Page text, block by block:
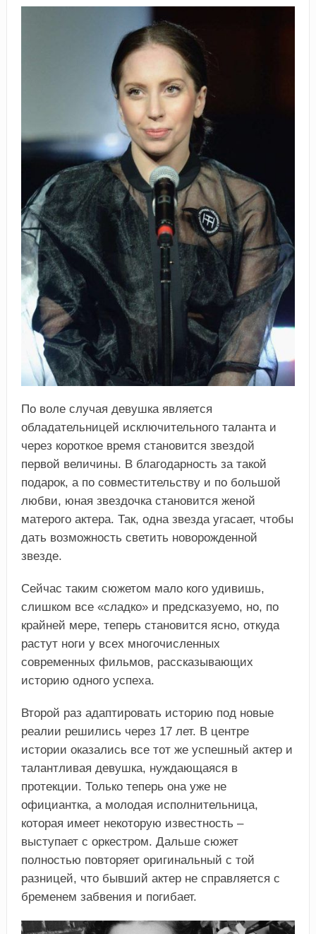
По воле случая девушка является
обладательницей исключительного таланта и
через короткое время становится звездой
первой величины. В благодарность за такой
подарок, а по совместительству и по большой
любви, юная звездочка становится женой
матерого актера. Так, одна звезда угасает, чтобы
дать возможность светить новорожденной
звезде.
Сейчас таким сюжетом мало кого удивишь,
слишком все «сладко» и предсказуемо, но, по
крайней мере, теперь становится ясно, откуда
растут ноги у всех многочисленных
современных фильмов, рассказывающих
историю одного успеха.
Второй раз адаптировать историю под новые
реалии решились через 17 лет. В центре
истории оказались все тот же успешный актер и
талантливая девушка, нуждающаяся в
протекции. Только теперь она уже не
официантка, а молодая исполнительница,
которая имеет некоторую известность –
выступает с оркестром. Дальше сюжет
полностью повторяет оригинальный с той
разницей, что бывший актер не справляется с
бременем забвения и погибает.